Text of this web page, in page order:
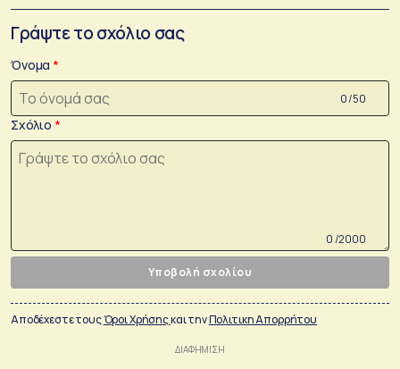
Γράψτε το σχόλιο σας
Όνομα
0 /50
Σχόλιο
0 /2000
Υποβολή σχολίου
Αποδέχεστε τουςΌροι Χρήσηςκαι τηνΠολιτικη Απορρήτου